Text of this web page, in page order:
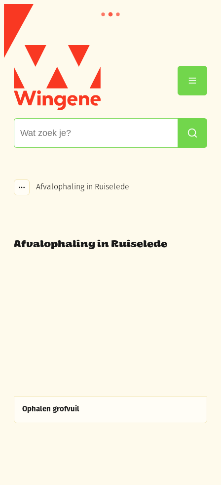
Naar inhoud
Wingene
Zoeken
Menu
Toon alle broodkruimel items
Afvalophaling in Ruiselede
Afvalophaling in Ruiselede
Ophalen grofvuil